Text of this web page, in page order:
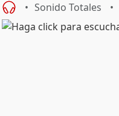
Sonido Totales